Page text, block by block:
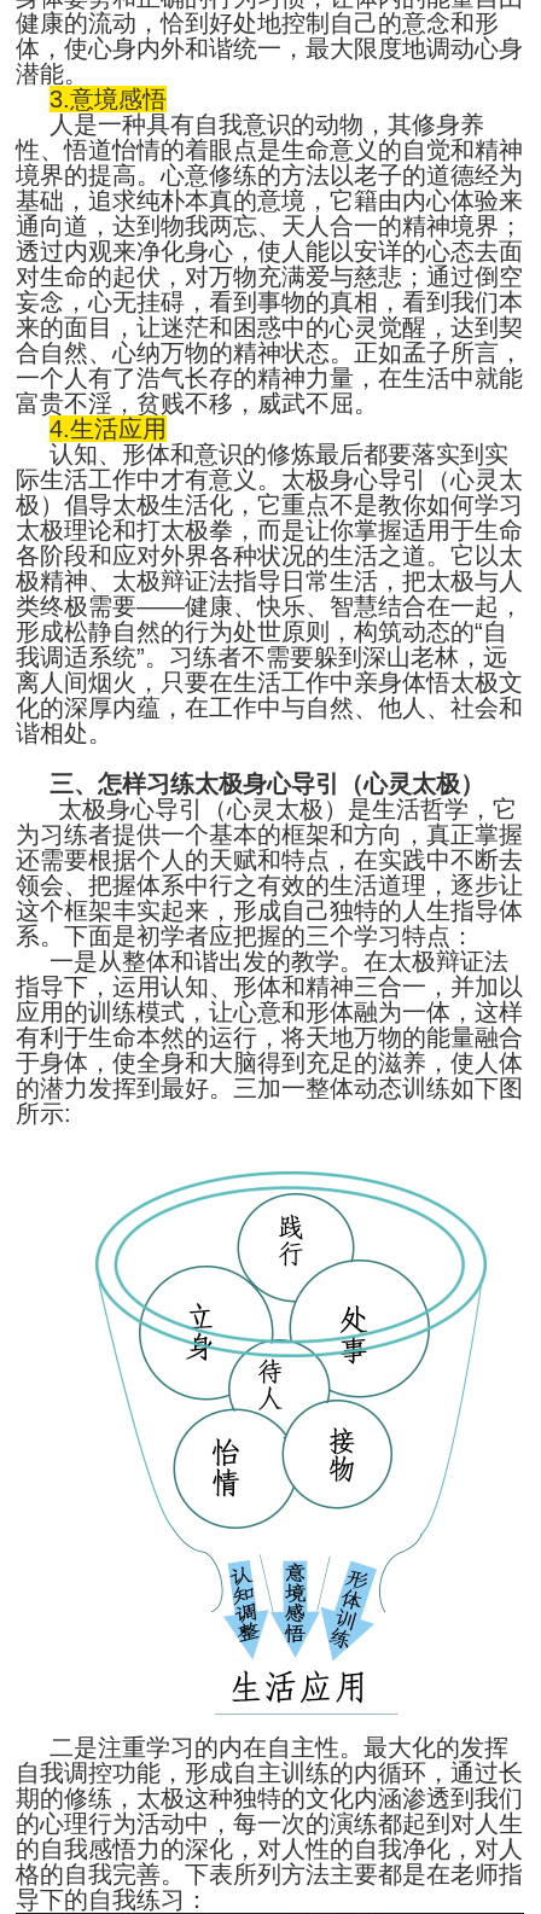
健康的流动，恰到好处地控制自己的意念和形
体，使心身内外和谐统一，最大限度地调动心身
潜能。
3.意境感悟
人是一种具有自我意识的动物，其修身养
性、悟道怡情的着眼点是生命意义的自觉和精神
境界的提高。心意修练的方法以老子的道德经为
基础，追求纯朴本真的意境，它籍由内心体验来
通向道，达到物我两忘、天人合一的精神境界；
透过内观来净化身心，使人能以安详的心态去面
对生命的起伏，对万物充满爱与慈悲；通过倒空
妄念，心无挂碍，看到事物的真相，看到我们本
来的面目，让迷茫和困惑中的心灵觉醒，达到契
合自然、心纳万物的精神状态。正如孟子所言，
一个人有了浩气长存的精神力量，在生活中就能
富贵不淫，贫贱不移，威武不屈。
4.生活应用
认知、形体和意识的修炼最后都要落实到实
际生活工作中才有意义。太极身心导引（心灵太
极）倡导太极生活化，它重点不是教你如何学习
太极理论和打太极拳，而是让你掌握适用于生命
各阶段和应对外界各种状况的生活之道。它以太
极精神、太极辩证法指导日常生活，把太极与人
类终极需要——健康、快乐、智慧结合在一起，
形成松静自然的行为处世原则，构筑动态的“自
我调适系统”。习练者不需要躲到深山老林，远
离人间烟火，只要在生活工作中亲身体悟太极文
化的深厚内蕴，在工作中与自然、他人、社会和
谐相处。
三、怎样习练太极身心导引（心灵太极）
太极身心导引（心灵太极）是生活哲学，它
为习练者提供一个基本的框架和方向，真正掌握
还需要根据个人的天赋和特点，在实践中不断去
领会、把握体系中行之有效的生活道理，逐步让
这个框架丰实起来，形成自己独特的人生指导体
系。下面是初学者应把握的三个学习特点：
一是从整体和谐出发的教学。在太极辩证法
指导下，运用认知、形体和精神三合一，并加以
应用的训练模式，让心意和形体融为一体，这样
有利于生命本然的运行，将天地万物的能量融合
于身体，使全身和大脑得到充足的滋养，使人体
的潜力发挥到最好。三加一整体动态训练如下图
所示:
二是注重学习的内在自主性。最大化的发挥
自我调控功能，形成自主训练的内循环，通过长
期的修练，太极这种独特的文化内涵渗透到我们
的心理行为活动中，每一次的演练都起到对人生
的自我感悟力的深化，对人性的自我净化，对人
格的自我完善。下表所列方法主要都是在老师指
导下的自我练习：